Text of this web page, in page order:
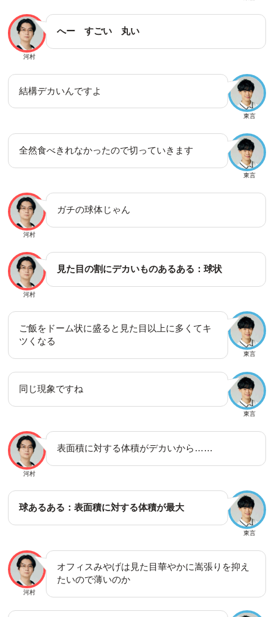
河村
へー すごい 丸い
東言
結構デカいんですよ
東言
全然食べきれなかったので切っていきます
河村
ガチの球体じゃん
河村
見た目の割にデカいものあるある：球状
東言
ご飯をドーム状に盛ると見た目以上に多くてキ
ツくなる
東言
同じ現象ですね
河村
表面積に対する体積がデカいから……
東言
球あるある：表面積に対する体積が最大
河村
オフィスみやげは見た目華やかに嵩張りを抑え
たいので薄いのか